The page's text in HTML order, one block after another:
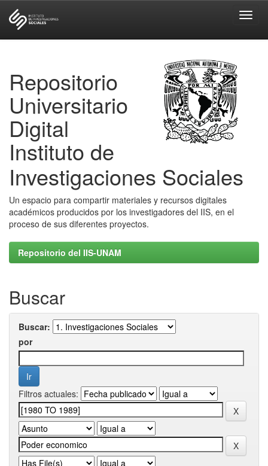
Repositorio
Universitario
Digital
Instituto de
Investigaciones Sociales
Un espacio para compartir materiales y recursos digitales
académicos producidos por los investigadores del IIS, en el
proceso de sus diferentes proyectos.
Repositorio del IIS-UNAM
Buscar
Buscar:
por
Filtros actuales: